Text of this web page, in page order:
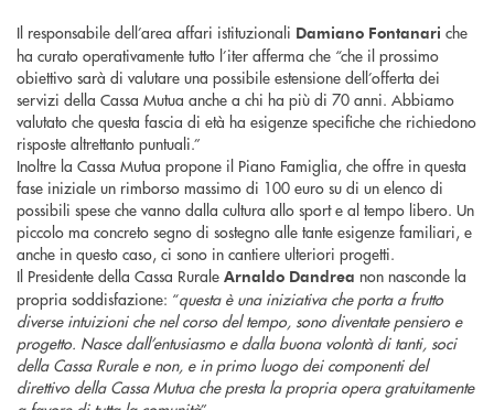
Il responsabile dell’area affari istituzionali Damiano Fontanari che
ha curato operativamente tutto l’iter afferma che “che il prossimo
obiettivo sarà di valutare una possibile estensione dell’offerta dei
servizi della Cassa Mutua anche a chi ha più di 70 anni. Abbiamo
valutato che questa fascia di età ha esigenze specifiche che richiedono
risposte altrettanto puntuali.”
Inoltre la Cassa Mutua propone il Piano Famiglia, che offre in questa
fase iniziale un rimborso massimo di 100 euro su di un elenco di
possibili spese che vanno dalla cultura allo sport e al tempo libero. Un
piccolo ma concreto segno di sostegno alle tante esigenze familiari, e
anche in questo caso, ci sono in cantiere ulteriori progetti.
Il Presidente della Cassa Rurale Arnaldo Dandrea non nasconde la
propria soddisfazione: “questa è una iniziativa che porta a frutto
diverse intuizioni che nel corso del tempo, sono diventate pensiero e
progetto. Nasce dall’entusiasmo e dalla buona volontà di tanti, soci
della Cassa Rurale e non, e in primo luogo dei componenti del
direttivo della Cassa Mutua che presta la propria opera gratuitamente